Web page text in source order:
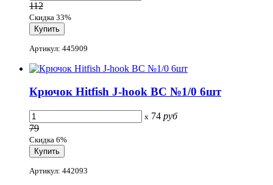
112
Скидка 33%
Артикул: 445909
Крючок Hitfish J-hook BC №1/0 6шт
x 74 руб
79
Скидка 6%
Артикул: 442093